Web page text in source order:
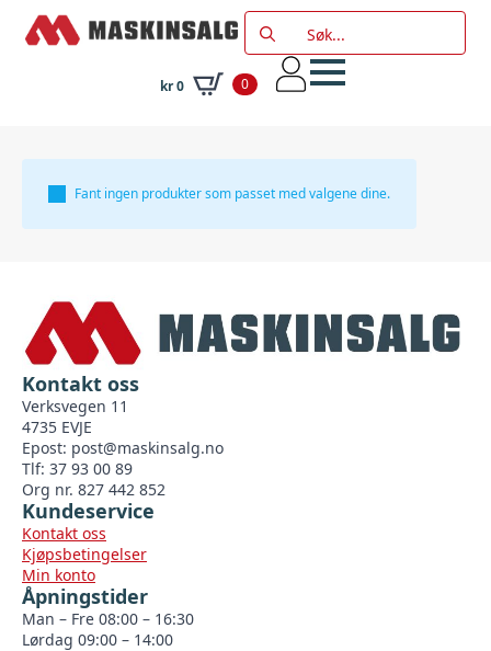
Search
for:
kr0 0
Fant ingen produkter som passet med valgene dine.
Kontakt oss
Verksvegen 11
4735 EVJE
Epost: post@maskinsalg.no
Tlf: 37 93 00 89
Org nr. 827 442 852
Kundeservice
Kontakt oss
Kjøpsbetingelser
Min konto
Åpningstider
Man – Fre 08:00 – 16:30
Lørdag 09:00 – 14:00